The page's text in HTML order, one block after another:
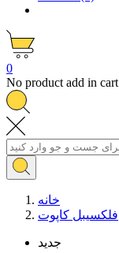
0
No product add in cart
خانه
فلکسیبل کاپوت
جدید